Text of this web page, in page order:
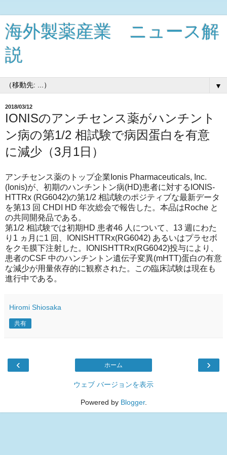
海外製薬産業 ニュース解
説
▼
2018/03/12
IONISのアンチセンス薬がハンチント
ン病の第1/2 相試験で病因蛋白を有意
に減少（3月1日）
アンチセンス薬のトップ企業Ionis Pharmaceuticals, Inc.
(Ionis)が、初期のハンチントン病(HD)患者に対するIONIS-
HTTRx (RG6042)の第1/2 相試験のポジティブな最新データ
を第13 回 CHDI HD 年次総会で報告した。本品はRoche と
の共同開発品である。
第1/2 相試験では初期HD 患者46 人について、13 週にわた
り1 ヵ月に1 回、IONISHTTRx(RG6042) あるいはプラセボ
をクモ膜下注射した。IONISHTTRx(RG6042)投与により、
患者のCSF 中のハンチントン遺伝子変異(mHTT)蛋白の有意
な減少が用量依存的に観察された。この臨床試験は現在も
進行中である。
Hiromi Shiosaka
共有
‹ ›
ホーム
ウェブ バージョンを表示
Powered by Blogger.